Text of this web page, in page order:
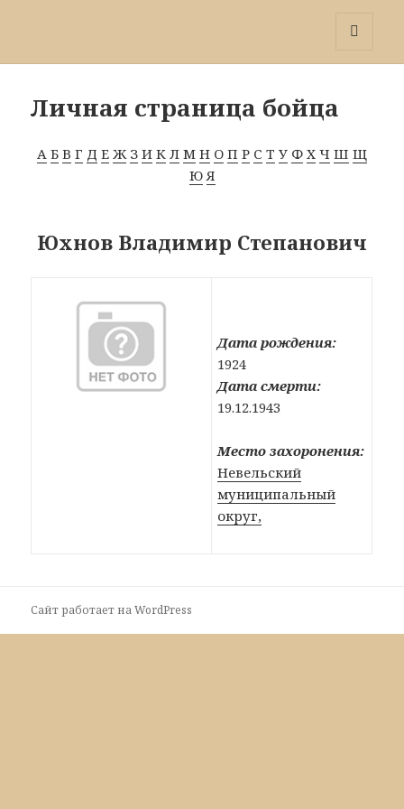
Личная страница бойца
А Б В Г Д Е Ж З И К Л М Н О П Р С Т У Ф Х Ч Ш Щ
Ю Я
Юхнов Владимир Степанович
Дата рождения:
1924
Дата смерти:
19.12.1943
Место захоронения:
Невельский
муниципальный
округ,
Сайт работает на WordPress